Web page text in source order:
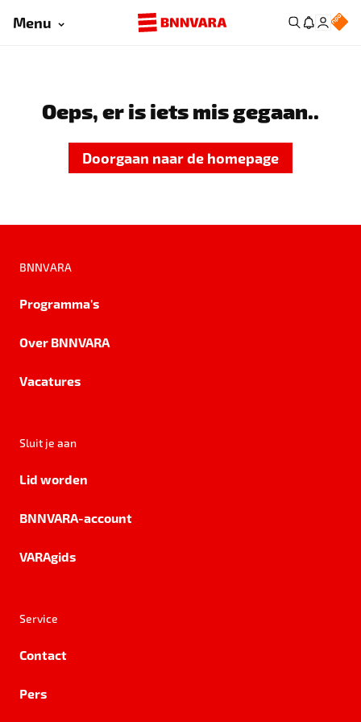
Menu
Oeps, er is iets mis gegaan..
Doorgaan naar de homepage
BNNVARA
Programma's
Over BNNVARA
Vacatures
Sluit je aan
Lid worden
BNNVARA-account
VARAgids
Service
Contact
Pers